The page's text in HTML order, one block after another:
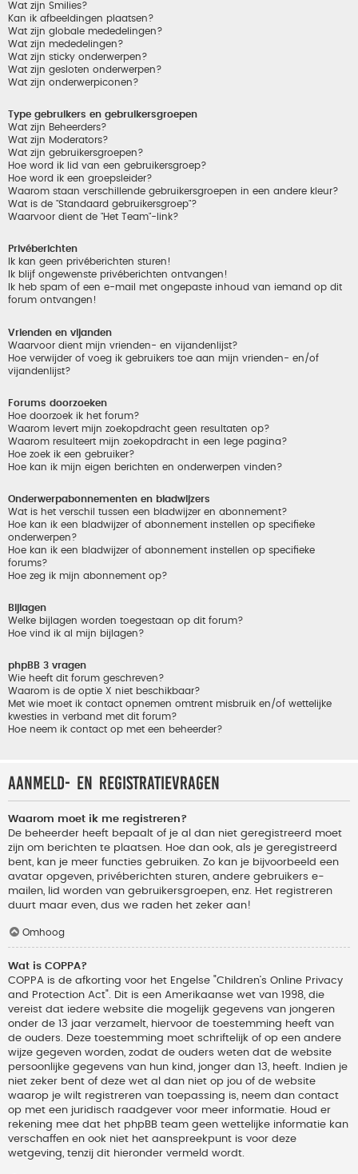
Wat zijn Smilies?
Kan ik afbeeldingen plaatsen?
Wat zijn globale mededelingen?
Wat zijn mededelingen?
Wat zijn sticky onderwerpen?
Wat zijn gesloten onderwerpen?
Wat zijn onderwerpiconen?
Type gebruikers en gebruikersgroepen
Wat zijn Beheerders?
Wat zijn Moderators?
Wat zijn gebruikersgroepen?
Hoe word ik lid van een gebruikersgroep?
Hoe word ik een groepsleider?
Waarom staan verschillende gebruikersgroepen in een andere kleur?
Wat is de "Standaard gebruikersgroep"?
Waarvoor dient de "Het Team"-link?
Privéberichten
Ik kan geen privéberichten sturen!
Ik blijf ongewenste privéberichten ontvangen!
Ik heb spam of een e-mail met ongepaste inhoud van iemand op dit
forum ontvangen!
Vrienden en vijanden
Waarvoor dient mijn vrienden- en vijandenlijst?
Hoe verwijder of voeg ik gebruikers toe aan mijn vrienden- en/of
vijandenlijst?
Forums doorzoeken
Hoe doorzoek ik het forum?
Waarom levert mijn zoekopdracht geen resultaten op?
Waarom resulteert mijn zoekopdracht in een lege pagina?
Hoe zoek ik een gebruiker?
Hoe kan ik mijn eigen berichten en onderwerpen vinden?
Onderwerpabonnementen en bladwijzers
Wat is het verschil tussen een bladwijzer en abonnement?
Hoe kan ik een bladwijzer of abonnement instellen op specifieke
onderwerpen?
Hoe kan ik een bladwijzer of abonnement instellen op specifieke
forums?
Hoe zeg ik mijn abonnement op?
Bijlagen
Welke bijlagen worden toegestaan op dit forum?
Hoe vind ik al mijn bijlagen?
phpBB 3 vragen
Wie heeft dit forum geschreven?
Waarom is de optie X niet beschikbaar?
Met wie moet ik contact opnemen omtrent misbruik en/of wettelijke
kwesties in verband met dit forum?
Hoe neem ik contact op met een beheerder?
Aanmeld- en registratievragen
Waarom moet ik me registreren?
De beheerder heeft bepaalt of je al dan niet geregistreerd moet
zijn om berichten te plaatsen. Hoe dan ook, als je geregistreerd
bent, kan je meer functies gebruiken. Zo kan je bijvoorbeeld een
avatar opgeven, privéberichten sturen, andere gebruikers e-
mailen, lid worden van gebruikersgroepen, enz. Het registreren
duurt maar even, dus we raden het zeker aan!
Omhoog
Wat is COPPA?
COPPA is de afkorting voor het Engelse "Children’s Online Privacy
and Protection Act". Dit is een Amerikaanse wet van 1998, die
vereist dat iedere website die mogelijk gegevens van jongeren
onder de 13 jaar verzamelt, hiervoor de toestemming heeft van
de ouders. Deze toestemming moet schriftelijk of op een andere
wijze gegeven worden, zodat de ouders weten dat de website
persoonlijke gegevens van hun kind, jonger dan 13, heeft. Indien je
niet zeker bent of deze wet al dan niet op jou of de website
waarop je wilt registreren van toepassing is, neem dan contact
op met een juridisch raadgever voor meer informatie. Houd er
rekening mee dat het phpBB team geen wettelijke informatie kan
verschaffen en ook niet het aanspreekpunt is voor deze
wetgeving, tenzij dit hieronder vermeld wordt.